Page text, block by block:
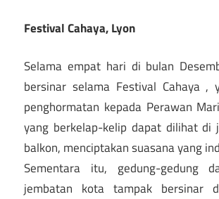
Festival Cahaya, Lyon
Selama empat hari di bulan
bersinar selama Festival Cahaya ,
penghormatan kepada Perawan
yang berkelap-kelip dapat dilihat di
balkon, menciptakan suasana yang
Sementara itu, gedung-gedung
jembatan kota tampak bersinar